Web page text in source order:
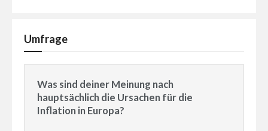
Umfrage
Was sind deiner Meinung nach
hauptsächlich die Ursachen für die
Inflation in Europa?